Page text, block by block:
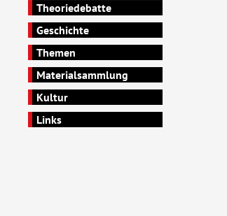
Theoriedebatte
Geschichte
Themen
Materialsammlung
Kultur
Links